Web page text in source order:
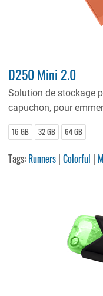
D250 Mini 2.0
Solution de stockage
capuchon, pour
16 GB 32 GB 64 GB
Tags: Runners |Colorful |